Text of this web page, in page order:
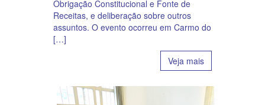
Obrigação Constitucional e Fonte de
Receitas, e deliberação sobre outros
assuntos. O evento ocorreu em Carmo do
[…]
Veja mais